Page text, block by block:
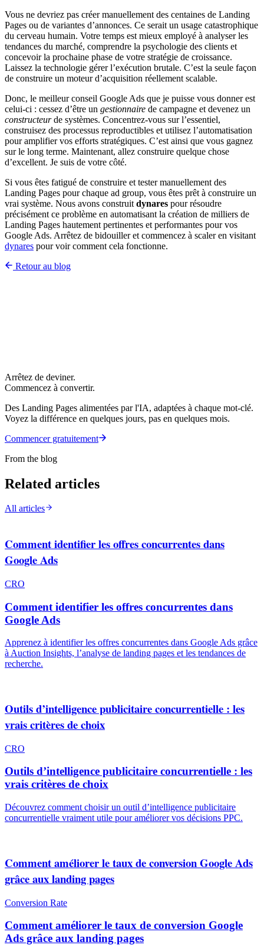
Vous ne devriez pas créer manuellement des centaines de Landing
Pages ou de variantes d’annonces. Ce serait un usage catastrophique
du cerveau humain. Votre temps est mieux employé à analyser les
tendances du marché, comprendre la psychologie des clients et
concevoir la prochaine phase de votre stratégie de croissance.
Laissez la technologie gérer l’exécution brutale. C’est la seule façon
de construire un moteur d’acquisition réellement scalable.
Donc, le meilleur conseil Google Ads que je puisse vous donner est
celui-ci : cessez d’être un gestionnaire de campagne et devenez un
constructeurde systèmes. Concentrez-vous sur l’essentiel,
construisez des processus reproductibles et utilisez l’automatisation
pour amplifier vos efforts stratégiques. C’est ainsi que vous gagnez
sur le long terme. Maintenant, allez construire quelque chose
d’excellent. Je suis de votre côté.
Si vous êtes fatigué de construire et tester manuellement des
Landing Pages pour chaque ad group, vous êtes prêt à construire un
vrai système. Nous avons construit dynares pour résoudre
précisément ce problème en automatisant la création de milliers de
Landing Pages hautement pertinentes et performantes pour vos
Google Ads. Arrêtez de bidouiller et commencez à scaler en visitant
dynares pour voir comment cela fonctionne.
Retour au blog
Arrêtez de deviner.
Commencez à convertir.
Des Landing Pages alimentées par l'IA, adaptées à chaque mot-clé.
Voyez la différence en quelques jours, pas en quelques mois.
Commencer gratuitement
From the blog
Related articles
All articles
Comment identifier les offres concurrentes dans
Google Ads
CRO
Comment identifier les offres concurrentes dans
Google Ads
Apprenez à identifier les offres concurrentes dans Google Ads grâce
à Auction Insights, l’analyse de landing pages et les tendances de
recherche.
Outils d’intelligence publicitaire concurrentielle : les
vrais critères de choix
CRO
Outils d’intelligence publicitaire concurrentielle : les
vrais critères de choix
Découvrez comment choisir un outil d’intelligence publicitaire
concurrentielle vraiment utile pour améliorer vos décisions PPC.
Comment améliorer le taux de conversion Google Ads
grâce aux landing pages
Conversion Rate
Comment améliorer le taux de conversion Google
Ads grâce aux landing pages